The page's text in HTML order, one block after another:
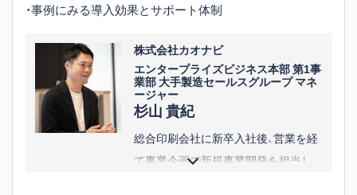
・事例にみる導入効果とサポート体制
株式会社カオナビ
エンタープライズビジネス本部 第1事
業部 大手製造セールスグループ マネ
ージャー
杉山 貴紀
総合印刷会社に新卒入社後、営業を経
て事業企画で新規事業開発を担当し、